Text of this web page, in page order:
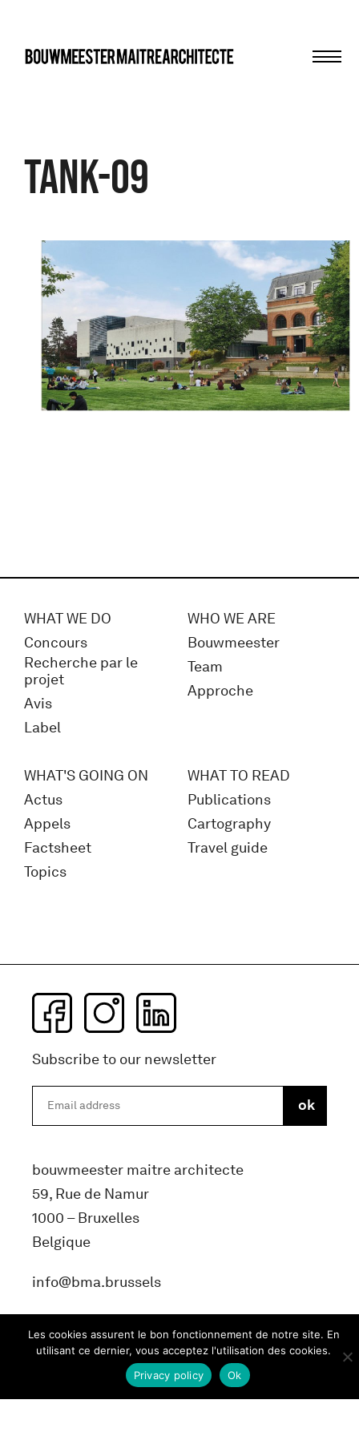
Tank-09
WHAT WE DO
Concours
Recherche par le
projet
Avis
Label
WHO WE ARE
Bouwmeester
Team
Approche
WHAT'S GOING ON
Actus
Appels
Factsheet
Topics
WHAT TO READ
Publications
Cartography
Travel guide
Subscribe to our newsletter
bouwmeester maitre architecte
59, Rue de Namur
1000 – Bruxelles
Belgique
info@bma.brussels
Les cookies assurent le bon fonctionnement de notre site. En
utilisant ce dernier, vous acceptez l'utilisation des cookies.
Ok
Privacy policy